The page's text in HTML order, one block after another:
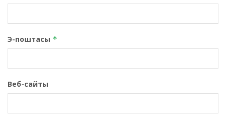
Э-поштасы *
Веб-сайты